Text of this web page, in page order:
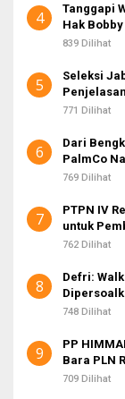
4
Tanggapi
Hak
839 Dilihat
5
Seleksi
771 Dilihat
6
Dari
PalmCo
769 Dilihat
7
PTPN IV
untuk
762 Dilihat
8
Defri:
748 Dilihat
9
PP
Bara PLN
709 Dilihat